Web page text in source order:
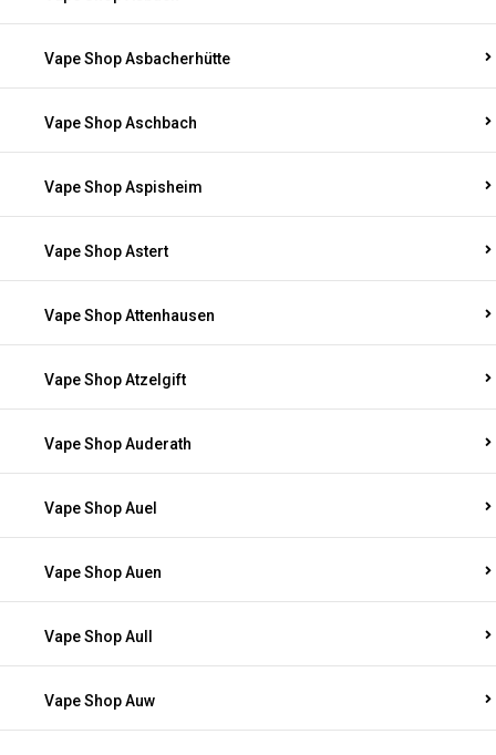
Vape Shop Asbacherhütte
Vape Shop Aschbach
Vape Shop Aspisheim
Vape Shop Astert
Vape Shop Attenhausen
Vape Shop Atzelgift
Vape Shop Auderath
Vape Shop Auel
Vape Shop Auen
Vape Shop Aull
Vape Shop Auw